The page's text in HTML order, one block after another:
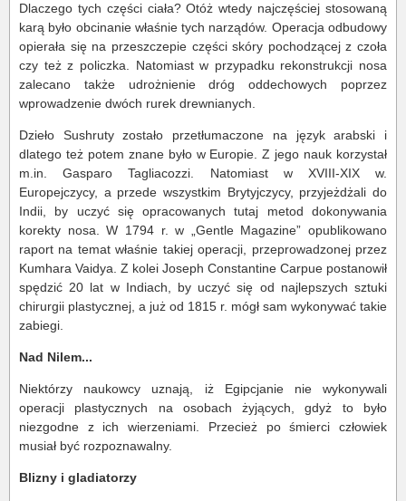
Dlaczego tych części ciała? Otóż wtedy najczęściej stosowaną
karą było obcinanie właśnie tych narządów. Operacja odbudowy
opierała się na przeszczepie części skóry pochodzącej z czoła
czy też z policzka. Natomiast w przypadku rekonstrukcji nosa
zalecano także udrożnienie dróg oddechowych poprzez
wprowadzenie dwóch rurek drewnianych.
Dzieło Sushruty zostało przetłumaczone na język arabski i
dlatego też potem znane było w Europie. Z jego nauk korzystał
m.in. Gasparo Tagliacozzi. Natomiast w XVIII-XIX w.
Europejczycy, a przede wszystkim Brytyjczycy, przyjeżdżali do
Indii, by uczyć się opracowanych tutaj metod dokonywania
korekty nosa. W 1794 r. w „Gentle Magazine” opublikowano
raport na temat właśnie takiej operacji, przeprowadzonej przez
Kumhara Vaidya. Z kolei Joseph Constantine Carpue postanowił
spędzić 20 lat w Indiach, by uczyć się od najlepszych sztuki
chirurgii plastycznej, a już od 1815 r. mógł sam wykonywać takie
zabiegi.
Nad Nilem...
Niektórzy naukowcy uznają, iż Egipcjanie nie wykonywali
operacji plastycznych na osobach żyjących, gdyż to było
niezgodne z ich wierzeniami. Przecież po śmierci człowiek
musiał być rozpoznawalny.
Blizny i gladiatorzy